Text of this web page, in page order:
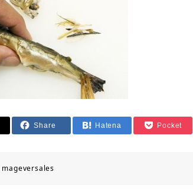
Share Hatena Pocket
mageversales